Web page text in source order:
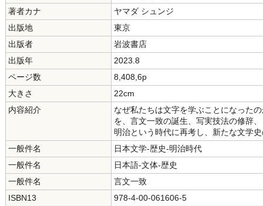
著者カナ
ヤマダ シュンジ
出版地
東京
出版者
岩波書店
出版年
2023.8
ページ数
8,408,6p
大きさ
22cm
内容紹介
なぜ私たちは文字を学ぶことになった
を、言文一致の誕生、写実技法の修辞
明治という時代に再考し、新たな文学
一般件名
日本文学-歴史-明治時代
一般件名
日本語-文体-歴史
一般件名
言文一致
ISBN13
978-4-00-061606-5